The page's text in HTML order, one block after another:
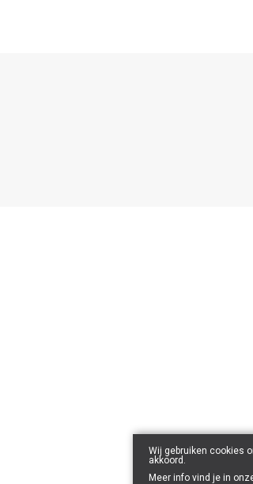
Wij gebruiken cookies
akkoord.
Meer info vind je in